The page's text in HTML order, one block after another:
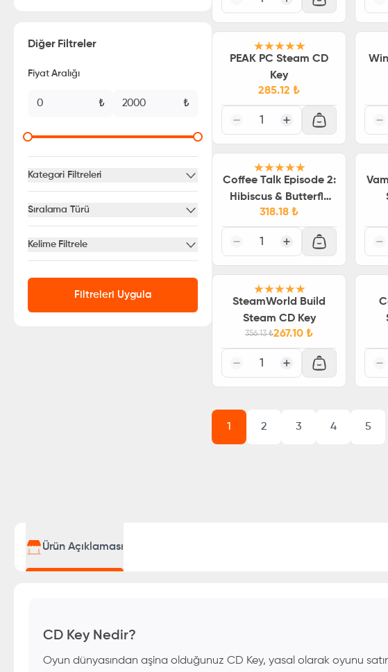
Diğer Filtreler
Fiyat Aralığı
₺ ₺
Kategori Filtreleri
Sıralama Türü
Kelime Filtrele
Filtreleri Uygula
PEAK PC Steam CD
Key
285.12 ₺
1
Coffee Talk Episode 2:
Hibiscus & Butterfly
Steam CD Key
318.18 ₺
1
% 25
SteamWorld Build
Steam CD Key
356.13₺267.10 ₺
1
1 2 3 4 5
Ürün Açıklaması
CD Key Nedir?
Oyun dünyasından aşina olduğunuz CD Key, yasal olarak oyunu